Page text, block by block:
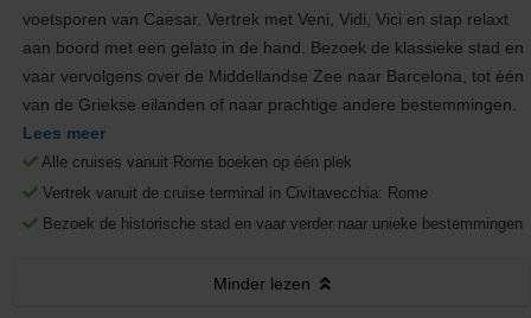
voetsporen van Caesar. Vertrek met Veni, Vidi, Vici en stap relaxt
aan boord met een gelato in de hand. Bezoek de klassieke stad en
vaar vervolgens over de Middellandse Zee naar Barcelona, tot één
van de Griekse eilanden of naar prachtige andere bestemmingen.
Lees meer
Alle cruises vanuit Rome boeken op één plek
Vertrek vanuit de cruise terminal in Civitavecchia: Rome
Bezoek de historische stad en vaar verder naar unieke bestemmingen
Minderlezen